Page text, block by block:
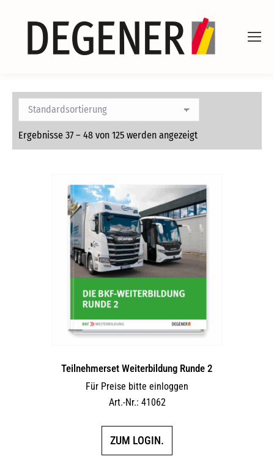
Ergebnisse 37 – 48 von 125 werden angezeigt
Teilnehmerset Weiterbildung Runde 2
Für Preise bitte einloggen
Art.-Nr.: 41062
ZUM LOGIN.